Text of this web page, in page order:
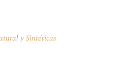
y Sintéticas